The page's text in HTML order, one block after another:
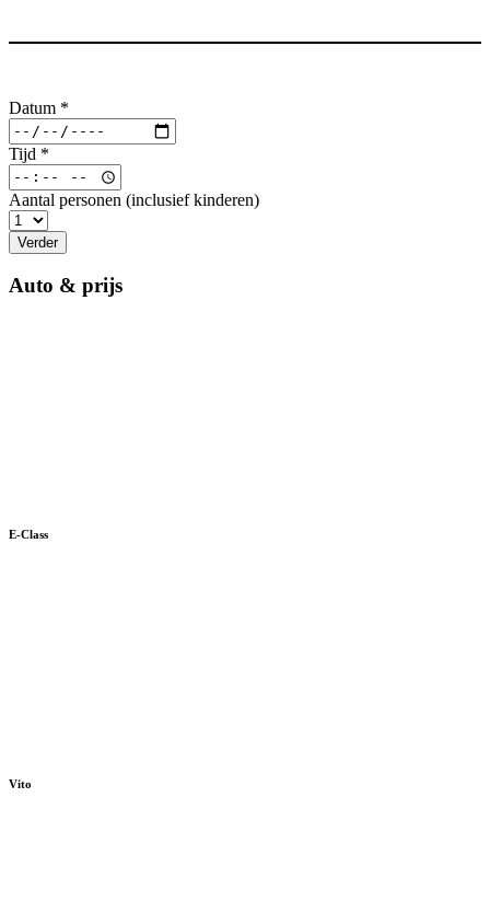
Datum *
Tijd *
Aantal personen (inclusief kinderen)
Verder
Auto & prijs
E-Class
Vito